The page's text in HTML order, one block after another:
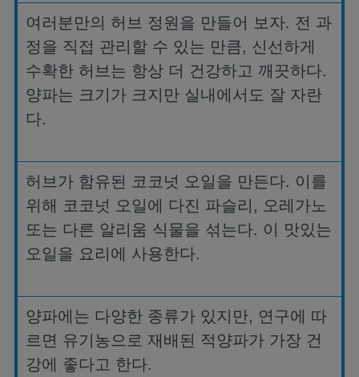
여러분만의 허브 정원을 만들어 보자. 전 과
정을 직접 관리할 수 있는 만큼, 신선하게
수확한 허브는 항상 더 건강하고 깨끗하다.
양파는 크기가 크지만 실내에서도 잘 자란
다.
허브가 함유된 코코넛 오일을 만든다. 이를
위해 코코넛 오일에 다진 파슬리 , 오레가노
또는 다른 알리움 식물을 섞는다. 이 맛있는
오일을 요리에 사용한다.
양파에는 다양한 종류가 있지만, 연구에 따
르면 유기농으로 재배된 적양파가 가장 건
강에 좋다고 한다.